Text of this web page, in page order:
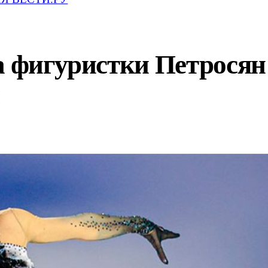
фигуристки